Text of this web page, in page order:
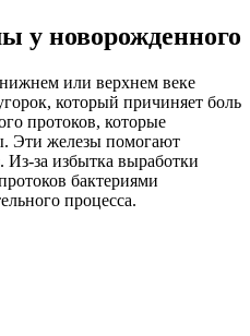
у новорожденного
или верхнем веке
который причиняет боль
протоков, которые
Эти железы помогают
Из-за избытка выработки
бактериями
процесса.